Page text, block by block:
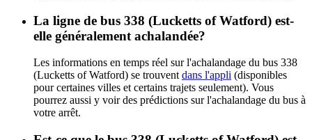
La ligne de bus 338 (Lucketts of Watford) est-
elle généralement achalandée?
Les informations en temps réel sur l'achalandage du bus 338
(Lucketts of Watford) se trouvent dans l'appli (disponibles
pour certaines villes et certains trajets seulement). Vous
pourrez aussi y voir des prédictions sur l'achalandage du bus à
votre arrêt.